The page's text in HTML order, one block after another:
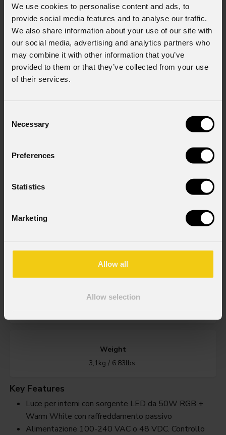
We use cookies to personalise content and ads, to
provide social media features and to analyse our traffic.
We also share information about your use of our site with
our social media, advertising and analytics partners who
may combine it with other information that you’ve
provided to them or that they’ve collected from your use
of their services.
Selection
Necessary
Preferences
Statistics
Marketing
Allow all
Allow selection
IP rating
Weight
3,1kg / 6.83lbs
Key Features
Luce per interni con sorgente LED da 50W RGB +
Warm White con raffreddamento passivo
Alimentazione 100-240 VAC o 48 VDC. Controllo